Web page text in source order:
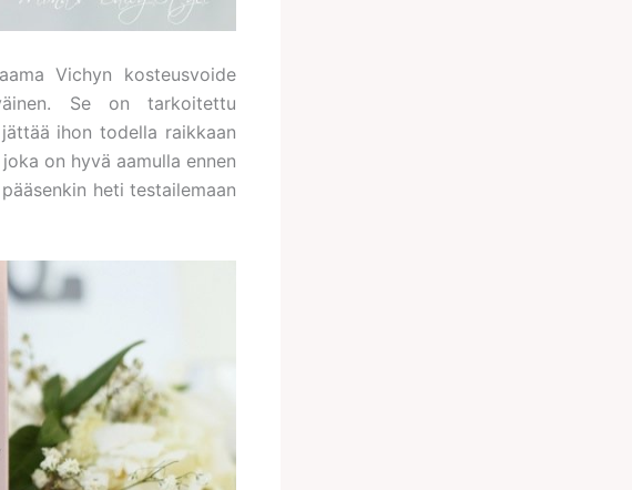
Vichyn kosteusvoide
Se on tarkoitettu
ihon todella raikkaan
on hyvä aamulla ennen
heti testailemaan